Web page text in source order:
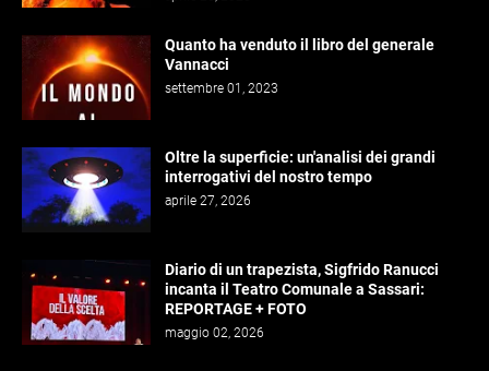
Quanto ha venduto il libro del generale
Vannacci
settembre 01, 2023
Oltre la superficie: un'analisi dei grandi
interrogativi del nostro tempo
aprile 27, 2026
Diario di un trapezista, Sigfrido Ranucci
incanta il Teatro Comunale a Sassari:
REPORTAGE + FOTO
maggio 02, 2026